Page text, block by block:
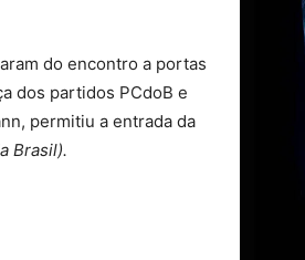
do encontro a portas
dos partidos PCdoB e
permitiu a entrada da
Brasil).